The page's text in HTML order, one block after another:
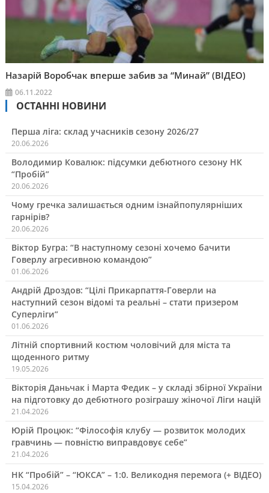
Назарій Воробчак вперше забив за “Минай” (ВІДЕО)
06.11.2022
ОСТАННІ НОВИНИ
Перша ліга: склад учасників сезону 2026/27
20.06.2026
Володимир Ковалюк: підсумки дебютного сезону НК
“Пробій”
20.06.2026
Чому гречка залишається одним ізнайпопулярніших
гарнірів?
20.06.2026
Віктор Бугра: “В наступному сезоні хочемо бачити
Говерлу агресивною командою”
01.06.2026
Андрій Дроздов: “Цілі Прикарпаття-Говерли на
наступний сезон відомі та реальні – стати призером
Суперліги”
01.06.2026
Літній спортивний костюм чоловічий для міста та
щоденного ритму
19.05.2026
Вікторія Даньчак і Марта Федик – у складі збірної України
на підготовку до дебютного розіграшу жіночої Ліги націй
21.04.2026
Юрій Процюк: “Філософія клубу — розвиток молодих
гравчинь — повністю виправдовує себе”
21.04.2026
НК “Пробій” – “ЮКСА” – 1:0. Великодня перемога (+ ВІДЕО)
15.04.2026